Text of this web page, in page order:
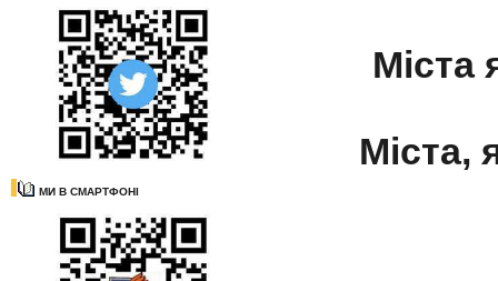
МИ В СМАРТФОНІ
Міста
Міста,